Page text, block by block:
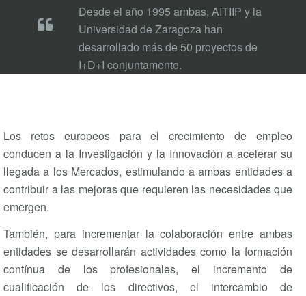
Desde el año 1995 ambas, AITIIP y la
Universidad de Zaragoza han
desarrollado más de 50 proyectos de
I+D+I conjuntamente.
Los retos europeos para el crecimiento de empleo
conducen a la Investigación y la Innovación a acelerar su
llegada a los Mercados, estimulando a ambas entidades a
contribuir a las mejoras que requieren las necesidades que
emergen.
También, para incrementar la colaboración entre ambas
entidades se desarrollarán actividades como la formación
contínua de los profesionales, el incremento de
cualificación de los directivos, el intercambio de